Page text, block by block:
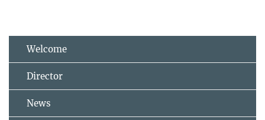
Welcome
Director
News